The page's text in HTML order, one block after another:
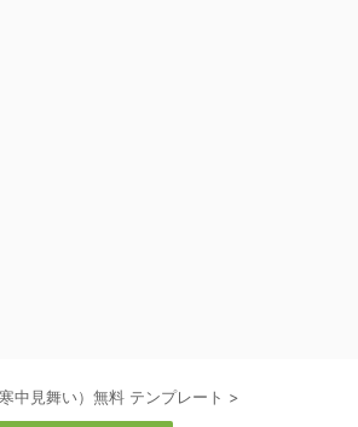
中見舞い）無料 テンプレート >